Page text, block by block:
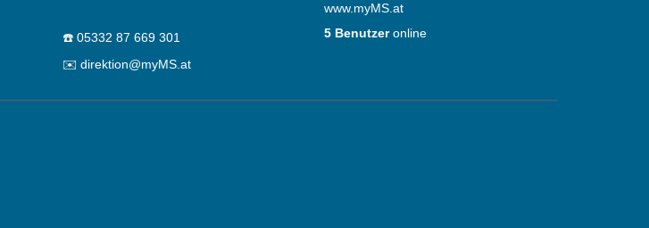
☎️ 05332 87 669 301
✉️ direktion@myMS.at
www.myMS.at
5 Benutzeronline